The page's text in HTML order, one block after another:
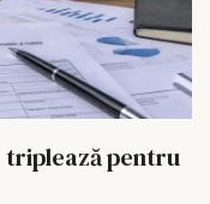
triplează pentru